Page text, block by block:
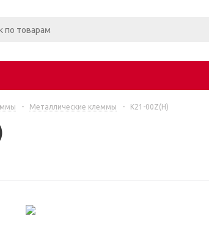
- Металлические клеммы - K21-00Z(H)